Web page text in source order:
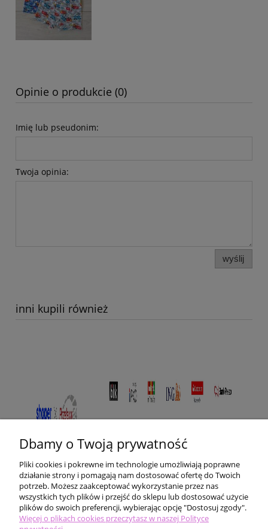
Opinie o produkcie (0)
Imię lub pseudonim:
Twoja opinia:
wyślij
inni kupili również
Pomoc
Dbamy o Twoją prywatność
Pliki cookies i pokrewne im technologie umożliwiają poprawne
działanie strony i pomagają nam dostosować ofertę do Twoich
potrzeb. Możesz zaakceptować wykorzystanie przez nas
wszystkich tych plików i przejść do sklepu lub dostosować użycie
plików do swoich preferencji, wybierając opcję "Dostosuj zgody".
Więcej o plikach cookies przeczytasz w naszej Polityce